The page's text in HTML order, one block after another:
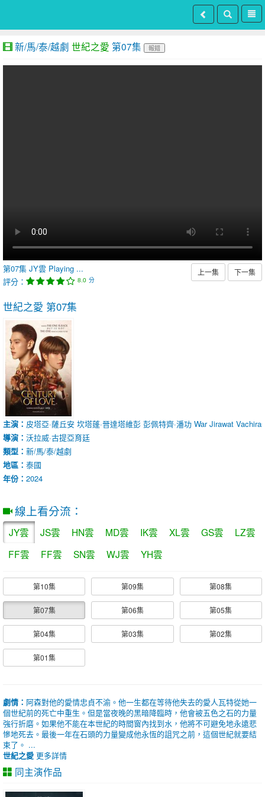
新/馬/泰/越劇 世紀之愛 第07集 報錯
第07集 JY雲 Playing ...
評分：
8.0 分
上一集 下一集
世紀之愛 第07集
主演： 皮塔亞·薩丘安 坎塔蓬·晉達塔維彭 彭佩特齊·潘功 War Jirawat
導演： 沃拉威·古提亞育廷
類型： 新/馬/泰/越劇
地區： 泰國
年份： 2024
線上看分流：
JY雲 JS雲 HN雲 MD雲 IK雲 XL雲 GS雲
LZ雲
FF雲
FF雲 SN雲 WJ雲 YH雲
第10集 第09集 第08集
第07集 第06集 第05集
第04集 第03集 第02集
第01集
劇情： 阿森對他的愛情忠貞不渝。他一生都在等待他失去的愛人瓦特從她一
個世紀前的死亡中重生。但是當夜晚的黑暗降臨時，他會被五色之石的力量
強行折磨。如果他不能在本世紀的時間窗內找到水，他將不可避免地永遠悲
慘地死去。最後一年在石頭的力量變成他永恆的詛咒之前，這個世紀就要結
束了。 ...
世紀之愛 更多詳情
同主演作品